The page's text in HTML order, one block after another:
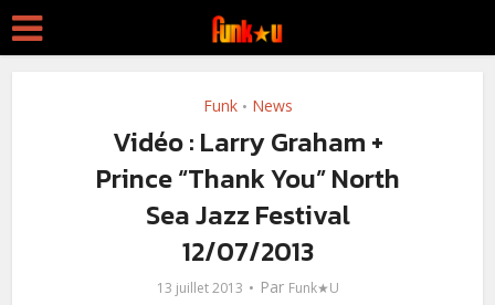
Funk • News
Vidéo : Larry Graham +
Prince “Thank You” North
Sea Jazz Festival
12/07/2013
13 juillet 2013 Par Funk★U